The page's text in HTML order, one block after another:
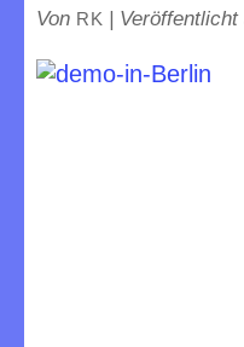
Von RK | Veröffentlicht